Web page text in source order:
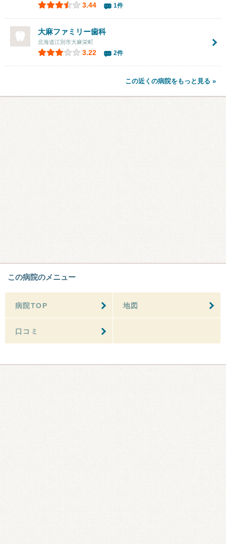
3.44 1件
大麻ファミリー歯科
北海道江別市大麻栄町
3.22 2件
この近くの病院をもっと見る »
この病院のメニュー
病院TOP 地図
口コミ